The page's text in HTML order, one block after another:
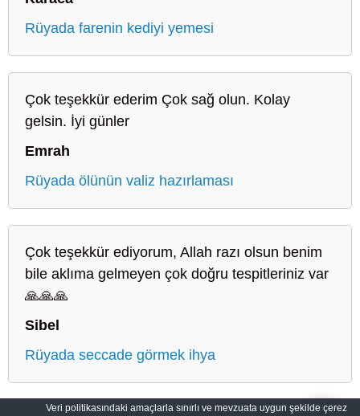
Rüyada farenin kediyi yemesi
Çok teşekkür ederim Çok sağ olun. Kolay
gelsin. İyi günler
Emrah
Rüyada ölünün valiz hazırlaması
Çok teşekkür ediyorum, Allah razı olsun benim
bile aklıma gelmeyen çok doğru tespitleriniz var
🙏🙏🙏
Sibel
Rüyada seccade görmek ihya
Veri politikasındaki amaçlarla sınırlı ve mevzuata uygun şekilde çerez